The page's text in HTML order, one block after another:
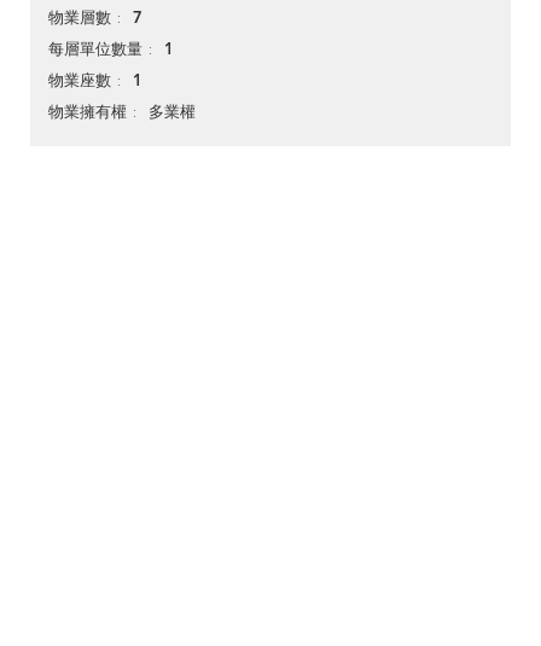
物業層數 7
每層單位數量 1
物業座數 1
物業擁有權 多業權